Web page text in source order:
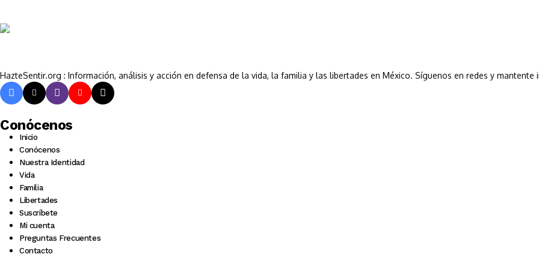
HazteSentir.org : Información, análisis y acción en defensa de la vida, la familia y las libertades en México. Síguenos en redes y mantente
Conócenos
Inicio
Conócenos
Nuestra Identidad
Vida
Familia
Libertades
Suscríbete
Mi cuenta
Preguntas Frecuentes
Contacto